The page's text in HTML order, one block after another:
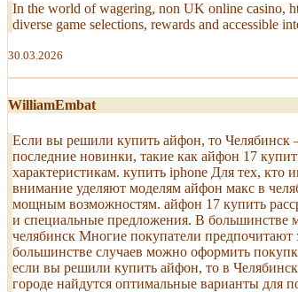
In the world of wagering, non UK online casino,
diverse game selections, rewards and accessible
30.03.2026
WilliamEmbat
Если вы решили купить айфон, то Челябинск
последние новинки, такие как айфон 17
характеристикам. купить iphone Для тех,
внимание уделяют моделям айфон макс в
мощным возможностям. айфон 17 купить
и специальные предложения. В большинстве
челябинск Многие покупатели
большинстве случаев можно оформить
если вы решили купить айфон, то в
городе найдутся оптимальные варианты для